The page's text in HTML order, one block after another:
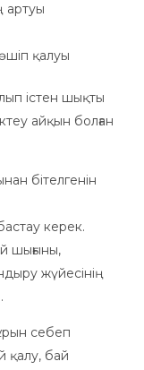
артуы
қалуы
істен шықты
айқын болған
бітелгенін
керек.
шығыны,
жүйесінің
себеп
қалу, бай